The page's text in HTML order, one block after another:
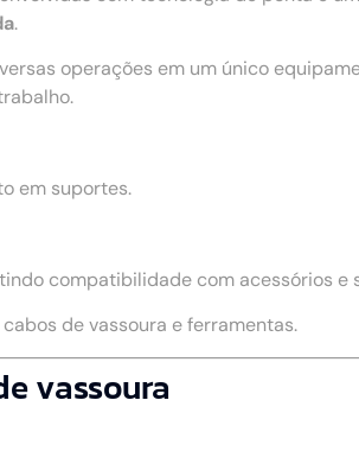
.
operações em um único
em suportes.
compatibilidade com acessórios e
de vassoura e ferramentas.
vassoura